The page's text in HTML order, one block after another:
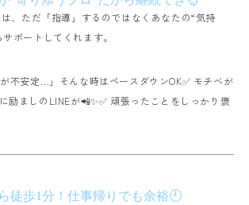
、ただ「指導」するのではなく あなたの“気持
ポートしてくれます。
不安定…」そんな時はペースダウンOK✅ モチベが
励ましのLINEが📲✨✅ 頑張ったことをしっかり褒
徒歩1分！仕事帰りでも余裕🕘